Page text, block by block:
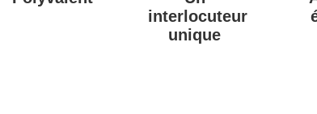
interlocuteur
unique